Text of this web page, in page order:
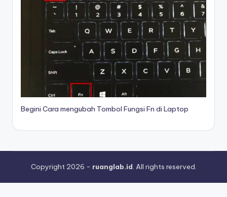
Begini Cara mengubah Tombol Fungsi Fn di Laptop
Copyright 2026 - ruanglab.id. All rights reserved.